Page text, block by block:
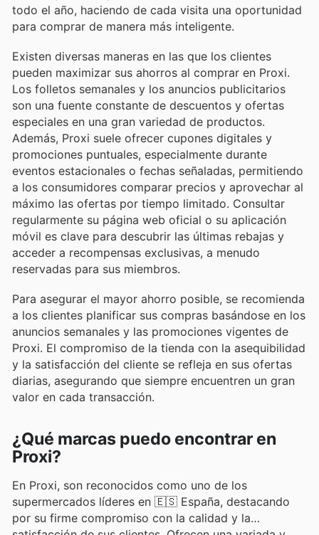
todo el año, haciendo de cada visita una oportunidad
para comprar de manera más inteligente.
Existen diversas maneras en las que los clientes
pueden maximizar sus ahorros al comprar en Proxi.
Los folletos semanales y los anuncios publicitarios
son una fuente constante de descuentos y ofertas
especiales en una gran variedad de productos.
Además, Proxi suele ofrecer cupones digitales y
promociones puntuales, especialmente durante
eventos estacionales o fechas señaladas, permitiendo
a los consumidores comparar precios y aprovechar al
máximo las ofertas por tiempo limitado. Consultar
regularmente su página web oficial o su aplicación
móvil es clave para descubrir las últimas rebajas y
acceder a recompensas exclusivas, a menudo
reservadas para sus miembros.
Para asegurar el mayor ahorro posible, se recomienda
a los clientes planificar sus compras basándose en los
anuncios semanales y las promociones vigentes de
Proxi. El compromiso de la tienda con la asequibilidad
y la satisfacción del cliente se refleja en sus ofertas
diarias, asegurando que siempre encuentren un gran
valor en cada transacción.
¿Qué marcas puedo encontrar en
Proxi?
En Proxi, son reconocidos como uno de los
supermercados líderes en 🇪🇸 España, destacando
por su firme compromiso con la calidad y la